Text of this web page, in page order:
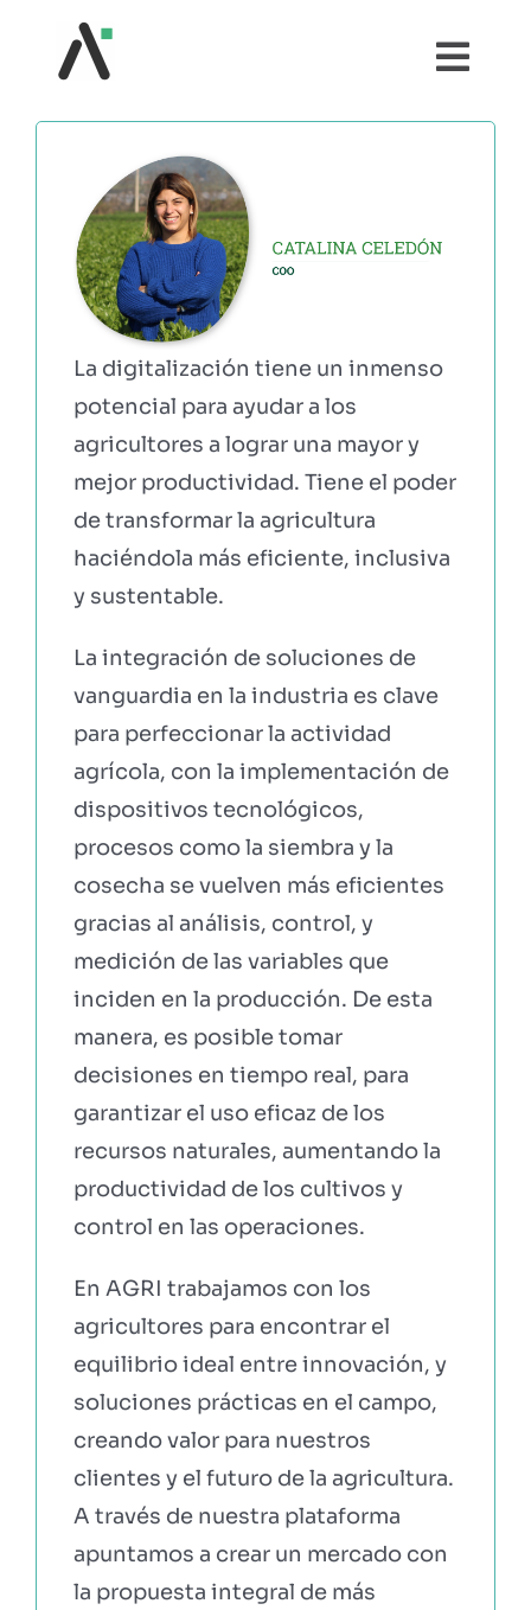
¿QUÉ ES AGRI?
MÓDULOS
TESTIMONIOS
PRECIOS
PARTNERS
COMUNIDAD AGRI
EBOOKS Y RECURSOS
PRUÉBALO GRATIS
La digitalización tiene un inmenso
potencial para ayudar a los
agricultores a lograr una mayor y
mejor productividad. Tiene el poder
de transformar la agricultura
haciéndola más eficiente, inclusiva
y sustentable.
La integración de soluciones de
vanguardia en la industria es clave
para perfeccionar la actividad
agrícola, con la implementación de
dispositivos tecnológicos,
procesos como la siembra y la
cosecha se vuelven más eficientes
gracias al análisis, control, y
medición de las variables que
inciden en la producción. De esta
manera, es posible tomar
decisiones en tiempo real, para
garantizar el uso eficaz de los
recursos naturales, aumentando la
productividad de los cultivos y
control en las operaciones.
En AGRI trabajamos con los
agricultores para encontrar el
equilibrio ideal entre innovación, y
soluciones prácticas en el campo,
creando valor para nuestros
clientes y el futuro de la agricultura.
A través de nuestra plataforma
apuntamos a crear un mercado con
la propuesta integral de más